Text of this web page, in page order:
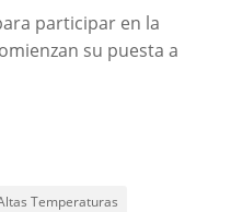
participar en la
su puesta a
Temperaturas